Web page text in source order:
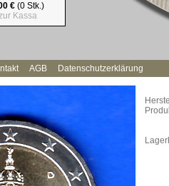
€ (0 Stk.)
Kassa
AGB Datenschutzerklärung